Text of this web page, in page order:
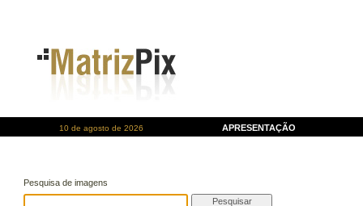
10 de agosto de 2026 APRESENTAÇÃO
Pesquisa de imagens